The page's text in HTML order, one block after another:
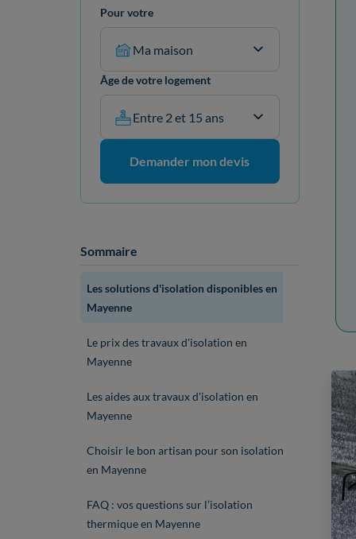
Pour votre
Ma maison
Âge de votre logement
Entre 2 et 15 ans
Demander mon devis
Sommaire
Les solutions d'isolation disponibles en
Mayenne
Le prix des travaux d'isolation en
Mayenne
Les aides aux travaux d'isolation en
Mayenne
Choisir le bon artisan pour son isolation
en Mayenne
FAQ : vos questions sur l’isolation
thermique en Mayenne